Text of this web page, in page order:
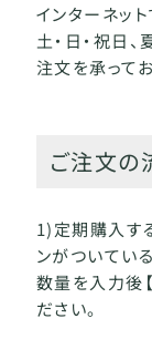
インターネッ
土・日・祝日
注文を承ってお
ご注文の
1)定期購入す
ンがついてい
数量を入力後
ださい。